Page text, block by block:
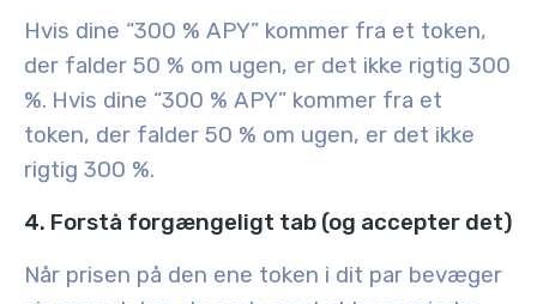
Hvis dine “300 % APY” kommer fra et token,
der falder 50 % om ugen, er det ikke rigtig 300
%. Hvis dine “300 % APY” kommer fra et
token, der falder 50 % om ugen, er det ikke
rigtig 300 %.
4. Forstå forgængeligt tab (og accepter det)
Når prisen på den ene token i dit par bevæger